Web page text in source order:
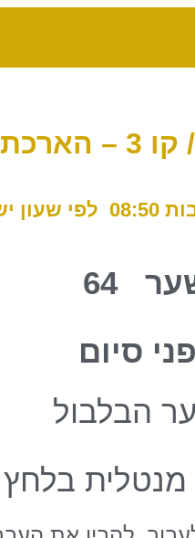
64
סיום
הבלבול
מנטלית בלחץ